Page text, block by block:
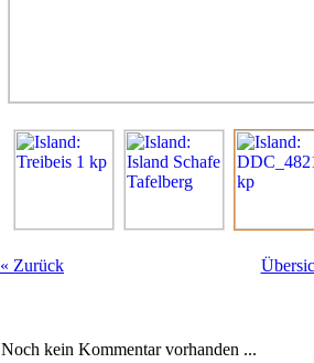
« Zurück
Noch kein Kommentar vorhanden ...